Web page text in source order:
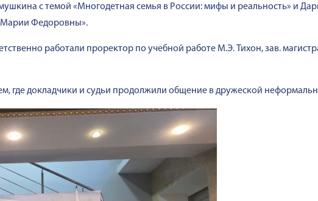
с темой «Многодетная семья в России: мифы и реальность» и
Марии Федоровны».
работали проректор по учебной работе М.Э. Тихон, зав.
где докладчики и судьи продолжили общение в дружеской